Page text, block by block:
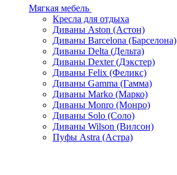
Мягкая мебель
Кресла для отдыха
Диваны Aston (Астон)
Диваны Barcelona (Барселона)
Диваны Delta (Дельта)
Диваны Dexter (Дэкстер)
Диваны Felix (Феликс)
Диваны Gamma (Гамма)
Диваны Marko (Марко)
Диваны Monro (Монро)
Диваны Solo (Соло)
Диваны Wilson (Вилсон)
Пуфы Astra (Астра)